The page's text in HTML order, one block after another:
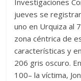
Investigaciones
jueves se
uno en Urquiza al
zona céntrica de
características y
206 gris oscuro.
100– la víctima,